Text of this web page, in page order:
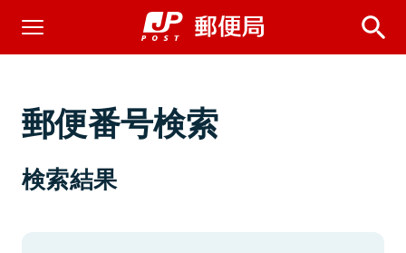
郵便番号検索
検索結果